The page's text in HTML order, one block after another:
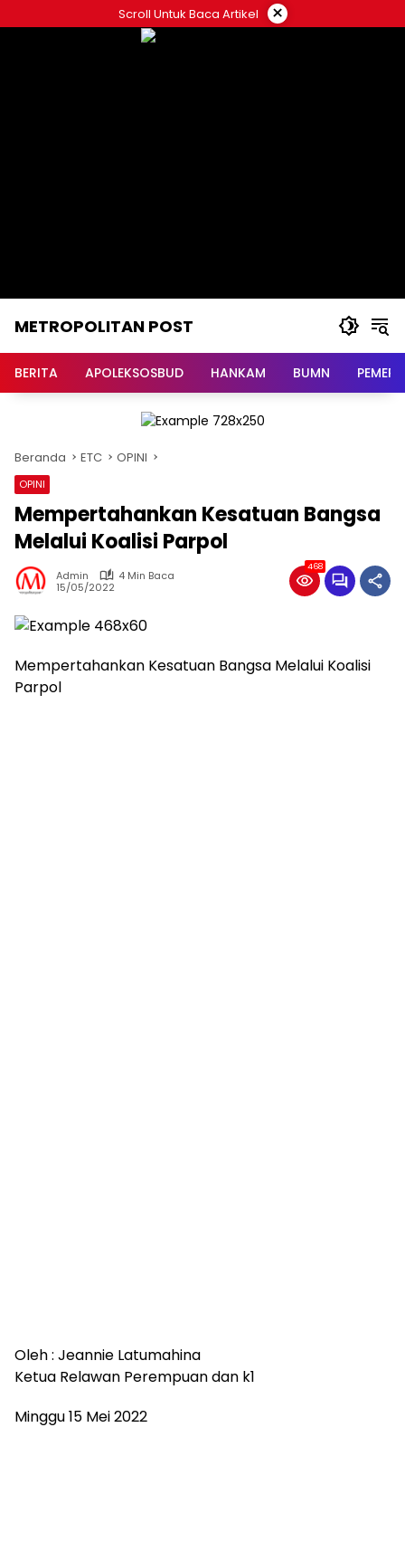
ke
Scroll Untuk Baca Artikel ×
METROPOLITAN POST
BERITA APOLEKSOSBUD HANKAM BUMN
Beranda ETC OPINI
OPINI
Mempertahankan Kesatuan Bangsa
Melalui Koalisi Parpol
Admin
4 Min Baca
15/05/2022
468
Mempertahankan Kesatuan Bangsa Melalui Koalisi
Parpol
Oleh : Jeannie Latumahina
Ketua Relawan Perempuan dan k1
Minggu 15 Mei 2022